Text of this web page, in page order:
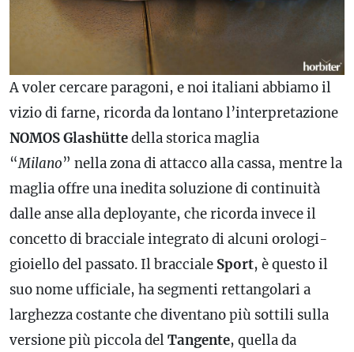
A voler cercare paragoni, e noi italiani abbiamo il
vizio di farne, ricorda da lontano l’interpretazione
NOMOSGlashüttedella storica maglia
“Milano” nella zona di attacco alla cassa, mentre la
maglia offre una inedita soluzione di continuità
dalle anse alladeployante, che ricorda invece il
concetto di bracciale integrato di alcuni orologi-
gioiello del passato. Il bracciale Sport, è questo il
suo nome ufficiale, ha segmenti rettangolari a
larghezza costante che diventano più sottili sulla
versione più piccola delTangente, quella da